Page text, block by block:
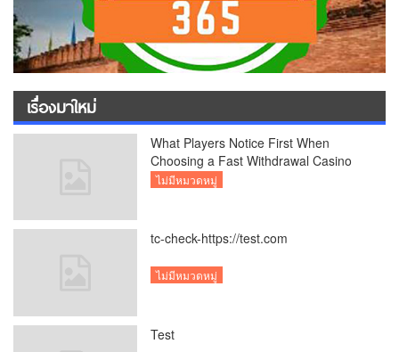
เรื่องมาใหม่
What Players Notice First When
Choosing a Fast Withdrawal Casino
UK
ไม่มีหมวดหมู่
tc-check-https://test.com
ไม่มีหมวดหมู่
Test